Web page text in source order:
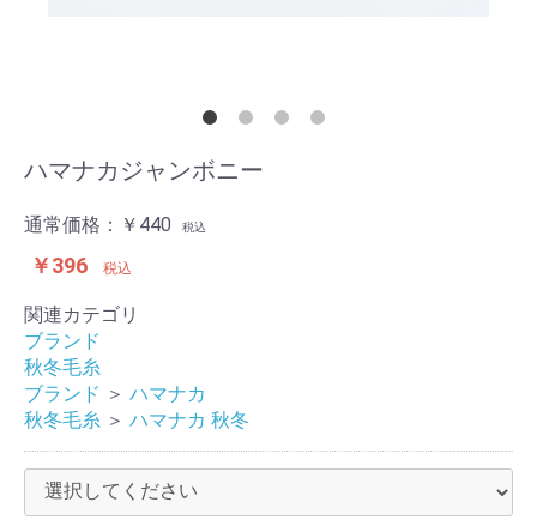
ハマナカジャンボニー
通常価格： ￥440 税込
￥396 税込
関連カテゴリ
ブランド
秋冬毛糸
ブランド ＞ ハマナカ
秋冬毛糸 ＞ ハマナカ 秋冬